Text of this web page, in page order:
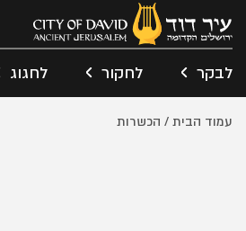
לבקר לחקור לחגוג
עמוד הבית / הכשרות